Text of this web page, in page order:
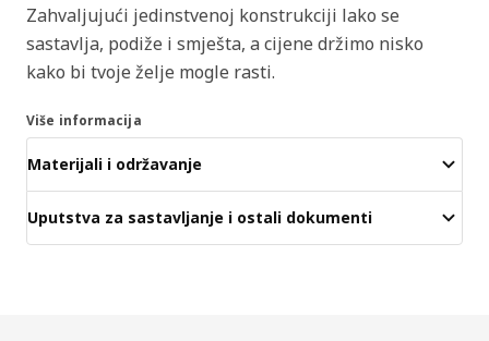
Zahvaljujući jedinstvenoj konstrukciji lako se
sastavlja, podiže i smješta, a cijene držimo nisko
kako bi tvoje želje mogle rasti.
Više informacija
Materijali i održavanje
Uputstva za sastavljanje i ostali dokumenti